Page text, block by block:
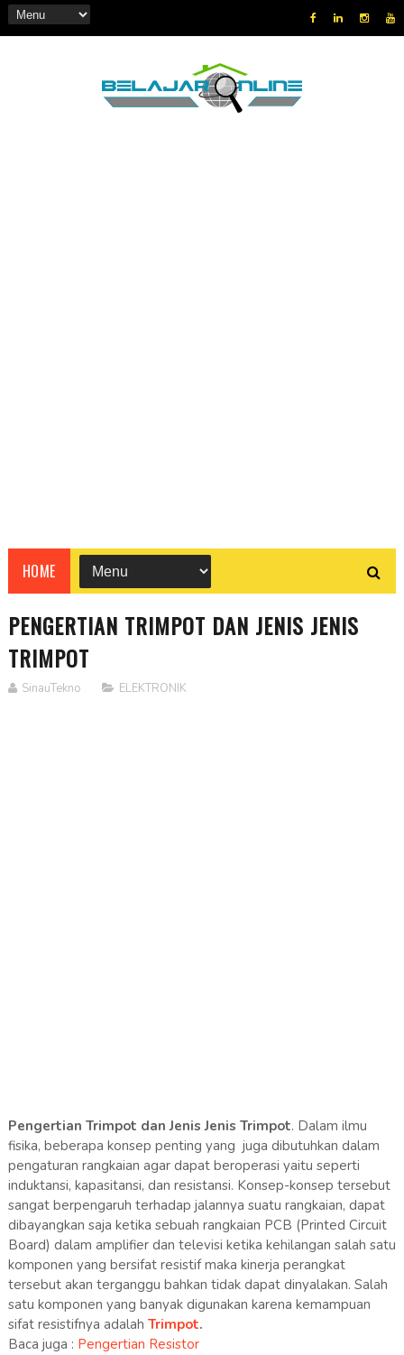
HOME
PENGERTIAN TRIMPOT DAN JENIS JENIS
TRIMPOT
SinauTekno ELEKTRONIK
Pengertian Trimpot dan Jenis Jenis Trimpot. Dalam ilmu
fisika, beberapa konsep penting yang juga dibutuhkan dalam
pengaturan rangkaian agar dapat beroperasi yaitu seperti
induktansi, kapasitansi, dan resistansi. Konsep-konsep tersebut
sangat berpengaruh terhadap jalannya suatu rangkaian, dapat
dibayangkan saja ketika sebuah rangkaian PCB (Printed Circuit
Board) dalam amplifier dan televisi ketika kehilangan salah satu
komponen yang bersifat resistif maka kinerja perangkat
tersebut akan terganggu bahkan tidak dapat dinyalakan. Salah
satu komponen yang banyak digunakan karena kemampuan
sifat resistifnya adalah Trimpot.
Baca juga : Pengertian Resistor